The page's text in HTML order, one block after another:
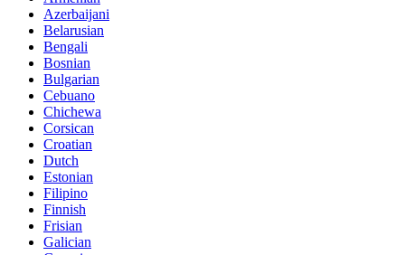
Azerbaijani
Belarusian
Bengali
Bosnian
Bulgarian
Cebuano
Chichewa
Corsican
Croatian
Dutch
Estonian
Filipino
Finnish
Frisian
Galician